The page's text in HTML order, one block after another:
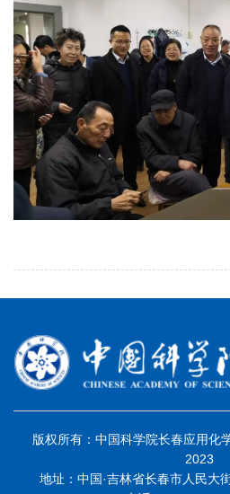
版权所有：中国科学院长春应用化
2023
地址：中国·吉林省长春市人民大